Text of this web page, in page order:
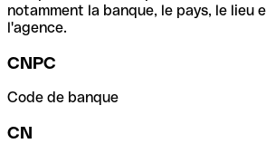
notamment la banque, le pays, le lieu
l'agence.
CNPC
Code de banque
CN